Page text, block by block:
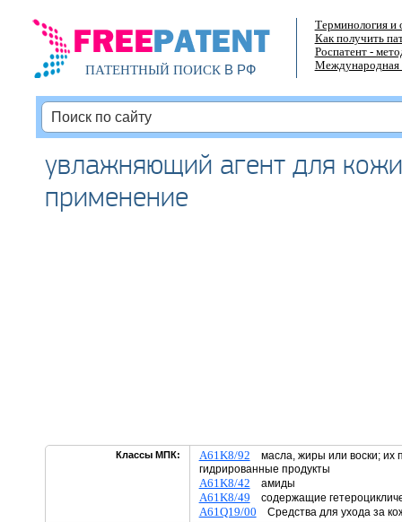
ПАТЕНТНЫЙ ПОИСКВ РФ
Терминология и
Как получить
Роспатент -
Международная
увлажняющий агент для
применение
Классы МПК: A61K8/92 масла, жиры или воски; их
гидрированные продукты
A61K8/42 амиды
A61K8/49 содержащие
A61Q19/00 Средства для ухода за